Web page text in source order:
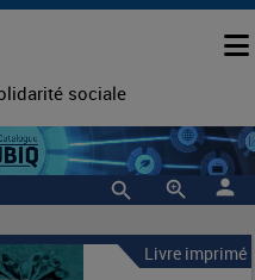
sociale
zoom_in person
Livre imprimé